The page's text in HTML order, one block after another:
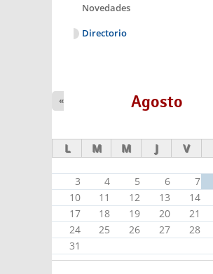
Novedades
Directorio
Agosto
«
L M M J V
3
4 5 6 7
10
11 12 13 14
17
18 19 20 21
24
25 26 27 28
31